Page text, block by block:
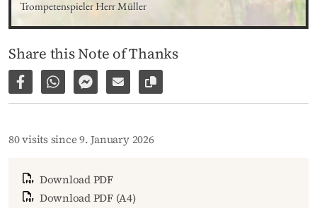
Trompetenspieler Herr Müller
Share this Note of Thanks
Share on Facebook
Share via WhatsApp
Share via Facebook Messenger
Share via E-Mail
Copy link to page
80 visits since 9. January 2026
Download PDF
Download PDF (A4)